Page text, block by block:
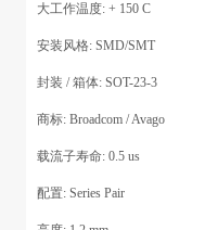
大工作温度: + 150 C
安装风格: SMD/SMT
封装 / 箱体: SOT-23-3
商标: Broadcom / Avago
载流子寿命: 0.5 us
配置: Series Pair